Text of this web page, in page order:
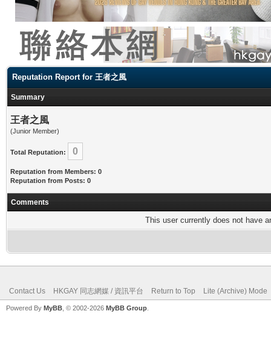
Reputation Report for 王者之風
Summary
王者之風
(Junior Member)
Total Reputation: 0
Reputation from Members: 0
Reputation from Posts: 0
Comments
This user currently does not have
Contact Us HKGAY 同志網媒 / 資訊平台 Return to Top Lite (Archive) Mode
Powered By MyBB , © 2002-2026 MyBB Group